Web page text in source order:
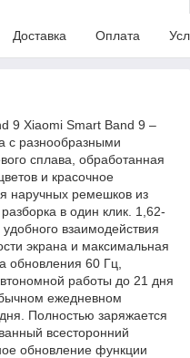
Доставка Оплата
9 Xiaomi Smart Band 9 –
с разнообразными
сплава, обработанная
и красочное
наручных ремешков из
в один клик. 1,62-
взаимодействия
экрана и максимальная
обновления 60 Гц,
работы до 21 дня
ежедневном
Полностью заряжается
всесторонний
обновление функции